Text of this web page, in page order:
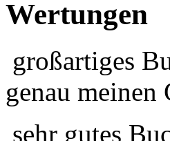
Wertungen
großartiges
genau
sehr gutes